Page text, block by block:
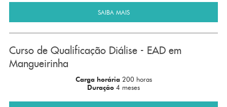
SAIBA MAIS
Curso de Qualificação Diálise - EAD em
Mangueirinha
Carga horária 200 horas
Duração 4 meses